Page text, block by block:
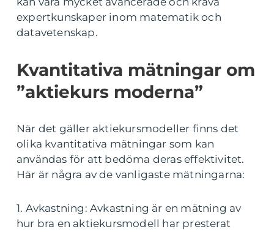
expertkunskaper inom matematik och
datavetenskap.
Kvantitativa mätningar om
”aktiekurs moderna”
När det gäller aktiekursmodeller finns det
olika kvantitativa mätningar som kan
användas för att bedöma deras effektivitet.
Här är några av de vanligaste mätningarna:
1. Avkastning: Avkastning är en mätning av
hur bra en aktiekursmodell har presterat